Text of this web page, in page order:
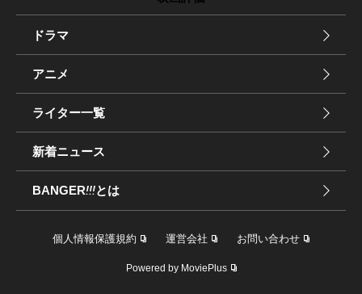
ドラマ
アニメ
ライター一覧
新着ニュース
BANGER!!!とは
個人情報保護規約 運営会社 お問い合わせ
Powered by MoviePlus